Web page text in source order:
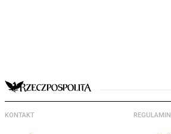
KONTAKT REGULAMIN